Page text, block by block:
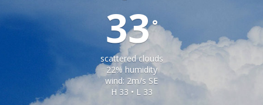
33°
scattered clouds
22% humidity
wind: 2m/s SE
H 33 • L 33